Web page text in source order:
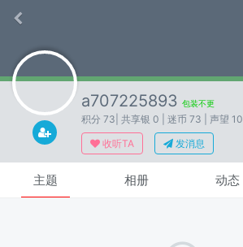
a707225893 包装不更
积分 73 | 共享银 0 | 迷币 73
| 声望 10
收听TA
发消息
主题 相册 动态